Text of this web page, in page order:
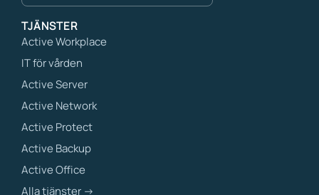
TJÄNSTER
Active Workplace
IT för vården
Active Server
Active Network
Active Protect
Active Backup
Active Office
Alla tjänster →